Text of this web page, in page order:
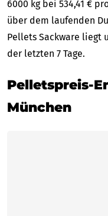
6000 kg bei 534,41 €
über dem laufenden
Pellets Sackware liegt
der letzten 7 Tage.
Pelletspreis-
München